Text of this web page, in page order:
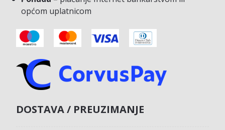
općom uplatnicom
DOSTAVA / PREUZIMANJE